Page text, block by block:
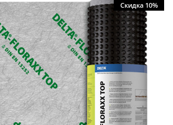
Скидка 10%